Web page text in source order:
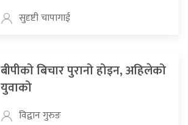
सुदृष्टी चापागाई
बीपीको बिचार पुरानो होइन, अहिलेको
युवाको
विद्वान गुरुङ